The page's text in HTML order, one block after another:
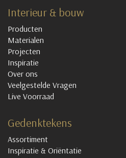
Interieur & bouw
Producten
Materialen
Projecten
Inspiratie
Over ons
Veelgestelde Vragen
Live Voorraad
Gedenktekens
Assortiment
Inspiratie & Oriëntatie